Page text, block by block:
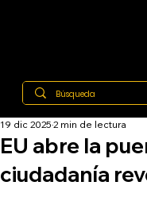
EU abre la
ciudadanía
19 dic 2025 2 min de lectura